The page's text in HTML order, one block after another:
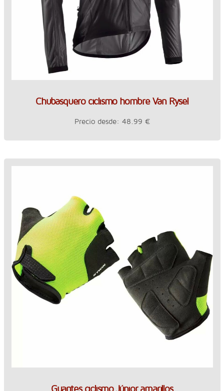
Chubasquero ciclismo hombre Van Rysel
Precio desde: 48.99 €
Guantes ciclismo Júnior amarillos